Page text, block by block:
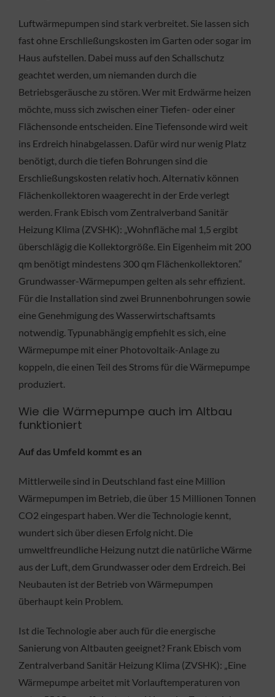
Luftwärmepumpen sind stark verbreitet. Sie lassen sich
fast ohne Erschließungskosten im Garten oder sogar im
Haus aufstellen. Dabei muss auf den Schallschutz
geachtet werden, um niemanden durch die
Betriebsgeräusche zu stören. Wer mit Erdwärme heizen
möchte, muss sich zwischen einer Tiefen- oder einer
Flächensonde entscheiden. Eine Tiefensonde wird weit
ins Erdreich hinabgelassen. Dafür wird nur wenig Platz
benötigt, durch die tiefen Bohrungen sind die
Erschließungskosten relativ hoch. Alternativ können
Flächenkollektoren waagerecht in der Erde verlegt
werden. Frank Ebisch vom Zentralverband Sanitär
Heizung Klima (ZVSHK): „Wohnfläche mal 1,5 ergibt
überschlägig die Kollektorgröße. Ein Eigenheim mit 200
qm benötigt mindestens 300 qm Flächenkollektoren.“
Grundwasser-Wärmepumpen gelten als sehr effizient.
Für die Installation sind zwei Brunnenbohrungen sowie
eine Genehmigung des Wasserwirtschaftsamts
notwendig. Typunabhängig empfiehlt es sich, eine
Wärmepumpe mit einer Photovoltaik-Anlage zu
koppeln, die einen Teil des Stroms für die Wärmepumpe
produziert.
Wie die Wärmepumpe auch im Altbau
funktioniert
Auf das Umfeld kommt es an
Mittlerweile sind in Deutschland fast eine Million
Wärmepumpen im Betrieb, die über 15 Millionen Tonnen
CO2 eingespart haben. Wer die Technologie kennt,
wundert sich über diesen Erfolg nicht. Die
umweltfreundliche Heizung nutzt die natürliche Wärme
aus der Luft, dem Grundwasser oder dem Erdreich. Bei
Neubauten ist der Betrieb von Wärmepumpen
überhaupt kein Problem.
Ist die Technologie aber auch für die energische
Sanierung von Altbauten geeignet? Frank Ebisch vom
Zentralverband Sanitär Heizung Klima (ZVSHK): „Eine
Wärmepumpe arbeitet mit Vorlauftemperaturen von